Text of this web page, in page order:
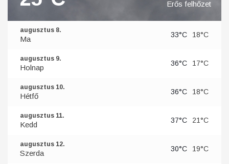
Erős felhőzet
augusztus 8.
Ma 33°C 18°C
augusztus 9.
Holnap 36°C 17°C
augusztus 10.
Hétfő 36°C 18°C
augusztus 11.
Kedd 37°C 21°C
augusztus 12.
Szerda 30°C 19°C